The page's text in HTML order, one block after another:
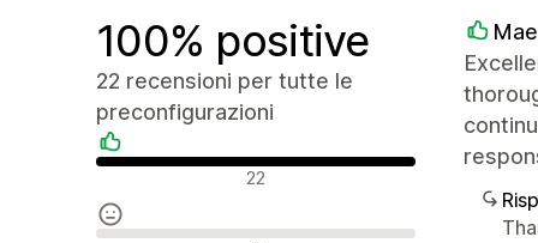
100% positive
22 recensioni per tutte le
preconfigurazioni
Recensioni positive
22